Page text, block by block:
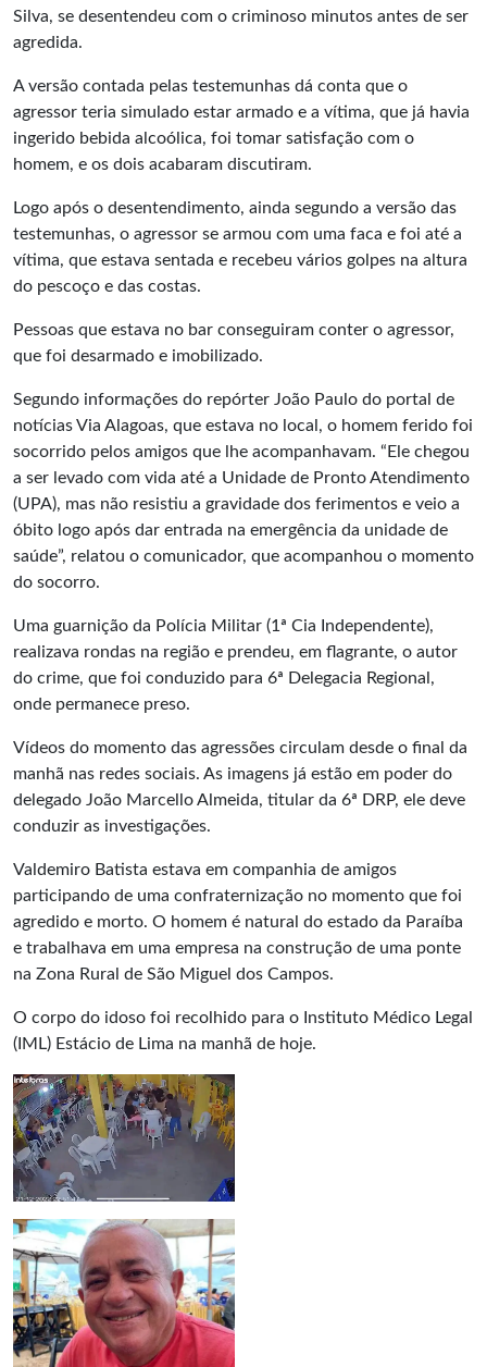
Silva, se desentendeu com o criminoso minutos antes de ser
agredida.
A versão contada pelas testemunhas dá conta que o
agressor teria simulado estar armado e a vítima, que já havia
ingerido bebida alcoólica, foi tomar satisfação com o
homem, e os dois acabaram discutiram.
Logo após o desentendimento, ainda segundo a versão das
testemunhas, o agressor se armou com uma faca e foi até a
vítima, que estava sentada e recebeu vários golpes na altura
do pescoço e das costas.
Pessoas que estava no bar conseguiram conter o agressor,
que foi desarmado e imobilizado.
Segundo informações do repórter João Paulo do portal de
notícias Via Alagoas, que estava no local, o homem ferido foi
socorrido pelos amigos que lhe acompanhavam. “Ele chegou
a ser levado com vida até a Unidade de Pronto Atendimento
(UPA), mas não resistiu a gravidade dos ferimentos e veio a
óbito logo após dar entrada na emergência da unidade de
saúde”, relatou o comunicador, que acompanhou o momento
do socorro.
Uma guarnição da Polícia Militar (1ª Cia Independente),
realizava rondas na região e prendeu, em flagrante, o autor
do crime, que foi conduzido para 6ª Delegacia Regional,
onde permanece preso.
Vídeos do momento das agressões circulam desde o final da
manhã nas redes sociais. As imagens já estão em poder do
delegado João Marcello Almeida, titular da 6ª DRP, ele deve
conduzir as investigações.
Valdemiro Batista estava em companhia de amigos
participando de uma confraternização no momento que foi
agredido e morto. O homem é natural do estado da Paraíba
e trabalhava em uma empresa na construção de uma ponte
na Zona Rural de São Miguel dos Campos.
O corpo do idoso foi recolhido para o Instituto Médico Legal
(IML) Estácio de Lima na manhã de hoje.